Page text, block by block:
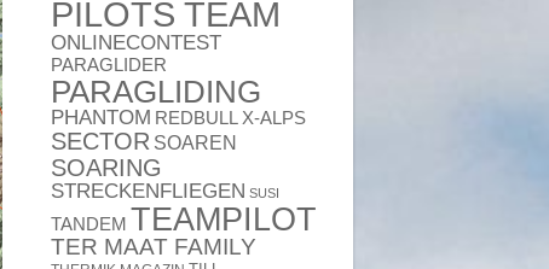
PILOTS TEAM
ONLINECONTEST
PARAGLIDER
PARAGLIDING
PHANTOM REDBULL X-ALPS
SECTOR SOAREN
SOARING
STRECKENFLIEGEN SUSI
TANDEM TEAMPILOT
TER MAAT FAMILY